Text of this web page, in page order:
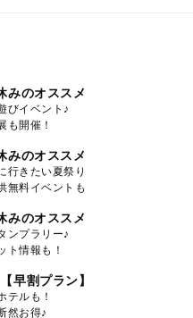
みのオススメ
びイベント♪
も開催！
みのオススメ
行きたい夏祭り
無料イベントも
みのオススメ
ンプラリー♪
ト情報も！
早割プラン】
テルも！
然お得♪